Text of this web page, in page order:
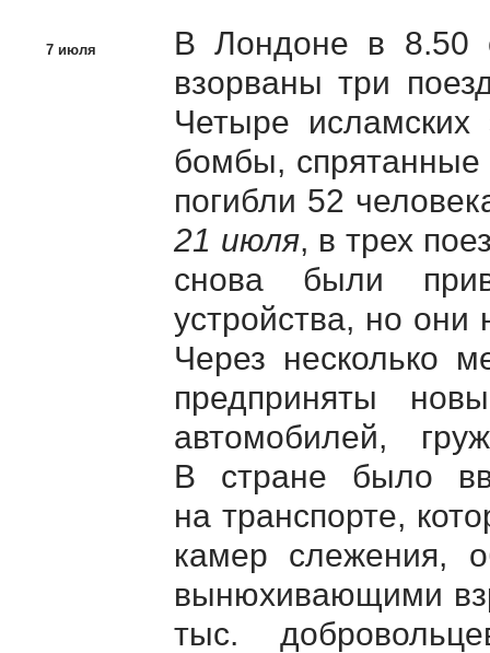
7 июля
В Лондоне в 8.50
взорваны три
Четыре исламских
бомбы, спрятанные
погибли 52
21 июля, в трех
снова были
устройства, но они
Через несколько
предприняты
автомобилей,
В стране было
на транспорте,
камер слежения,
вынюхивающими
тыс.